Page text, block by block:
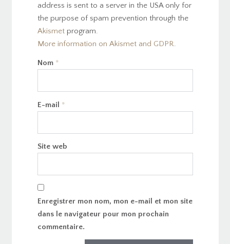
address is sent to a server in the USA only for
the purpose of spam prevention through the
Akismetprogram.
More information on Akismet and GDPR.
Nom *
E-mail *
Site web
Enregistrer mon nom, mon e-mail et mon site
dans le navigateur pour mon prochain
commentaire.